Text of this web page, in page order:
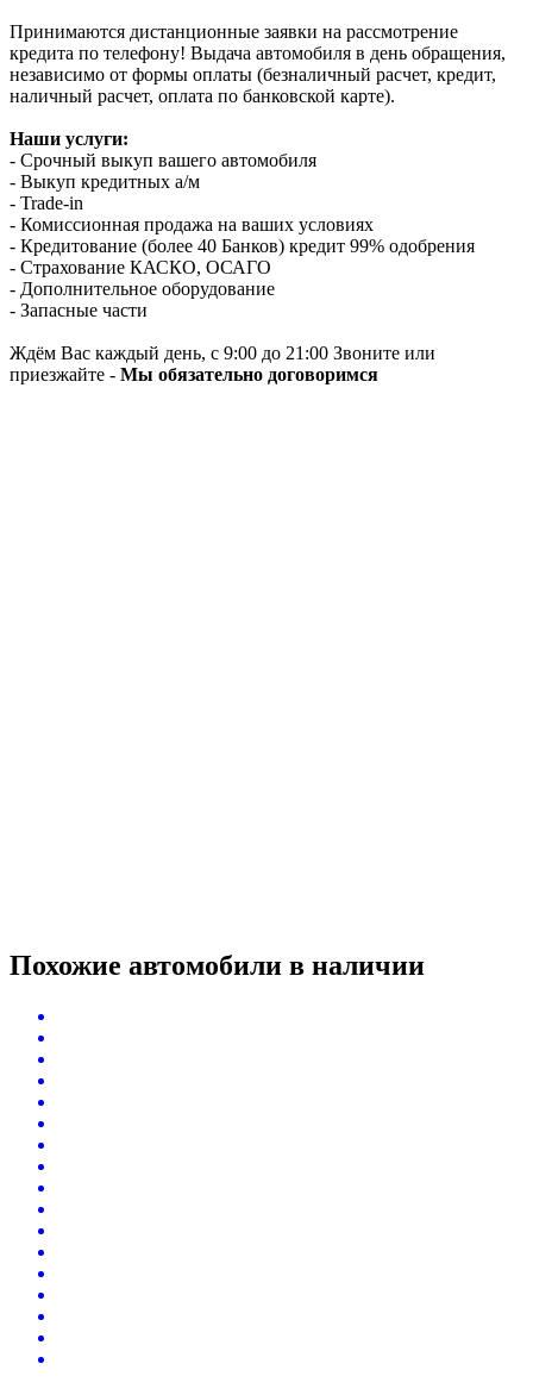
Принимаются дистанционные заявки на рассмотрение
кредита по телефону! Выдача автомобиля в день обращения,
независимо от формы оплаты (безналичный расчет, кредит,
наличный расчет, оплата по банковской карте).
Наши услуги:
- Срочный выкуп вашего автомобиля
- Выкуп кредитных а/м
- Trade-in
- Комиссионная продажа на ваших условиях
- Кредитование (более 40 Банков) кредит 99% одобрения
- Страхование КАСКО, ОСАГО
- Дополнительное оборудование
- Запасные части
Ждём Вас каждый день, с 9:00 до 21:00 Звоните или
приезжайте - Мы обязательно договоримся
Похожие автомобили в наличии